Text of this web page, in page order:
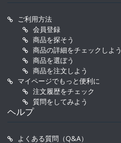
ご利用方法
会員登録
商品を探そう
商品の詳細をチェックしよう
商品を選ぼう
商品を注文しよう
マイページでもっと便利に
注文履歴をチェック
質問をしてみよう
ヘルプ
よくある質問（Q&A）